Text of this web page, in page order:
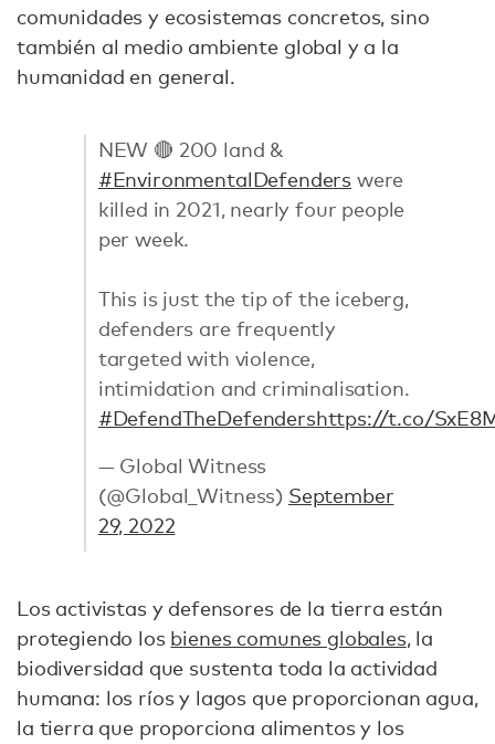
comunidades y ecosistemas concretos, sino
también al medio ambiente global y a la
humanidad en general.
NEW 🔴 200 land &
#EnvironmentalDefenders were
killed in 2021, nearly four people
per week.
This is just the tip of the iceberg,
defenders are frequently
targeted with violence,
intimidation and criminalisation.
#DefendTheDefendershttps://t.co/
— Global Witness
(@Global_Witness) September
29, 2022
Los activistas y defensores de la tierra están
protegiendo los bienes comunes globales, la
biodiversidad que sustenta toda la actividad
humana: los ríos y lagos que proporcionan agua,
la tierra que proporciona alimentos y los